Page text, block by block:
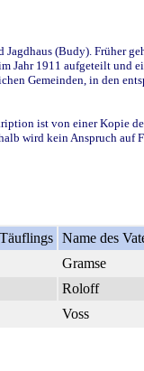
(Budy). Früher
1911 aufgeteilt und
Gemeinden, in den
ist von einer Kopie
wird kein Anspruch auf
Name des
Gramse
Roloff
Voss